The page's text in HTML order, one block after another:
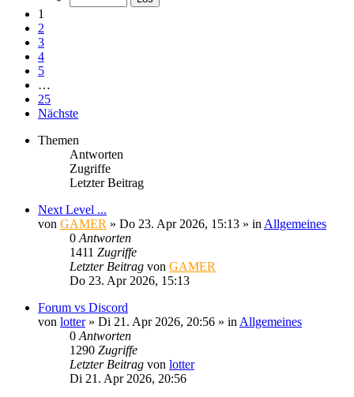
1
2
3
4
5
…
25
Nächste
Themen
Antworten
Zugriffe
Letzter Beitrag
Next Level ...
von GAMER » Do 23. Apr 2026, 15:13 » in Allgemeines
0 Antworten
1411 Zugriffe
Letzter Beitrag von GAMER
Do 23. Apr 2026, 15:13
Forum vs Discord
von lotter» Di 21. Apr 2026, 20:56 » in Allgemeines
0 Antworten
1290 Zugriffe
Letzter Beitrag von lotter
Di 21. Apr 2026, 20:56